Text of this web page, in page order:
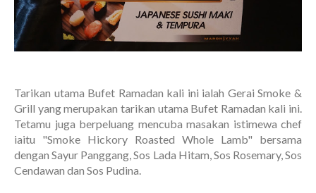
Tarikan utama Bufet Ramadan kali ini ialah Gerai Smoke &
Grill yang merupakan tarikan utama Bufet Ramadan kali ini.
Tetamu juga berpeluang mencuba masakan istimewa chef
iaitu "Smoke Hickory Roasted Whole Lamb" bersama
dengan Sayur Panggang, Sos Lada Hitam, Sos Rosemary, Sos
Cendawan dan Sos Pudina.